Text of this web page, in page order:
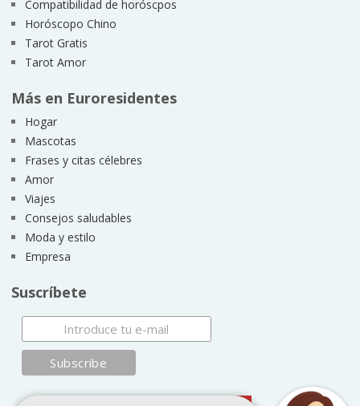
Compatibilidad de horóscpos
Horóscopo Chino
Tarot Gratis
Tarot Amor
Más en Euroresidentes
Hogar
Mascotas
Frases y citas célebres
Amor
Viajes
Consejos saludables
Moda y estilo
Empresa
Suscríbete